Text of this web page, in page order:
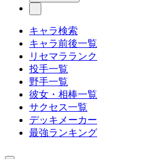
キャラ検索
キャラ前後一覧
リセマラランク
投手一覧
野手一覧
彼女・相棒一覧
サクセス一覧
デッキメーカー
最強ランキング